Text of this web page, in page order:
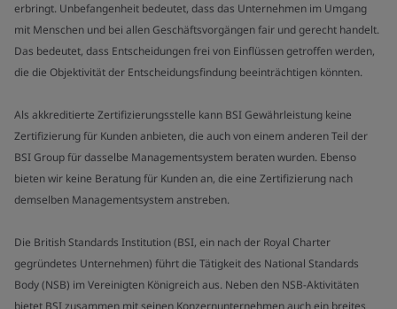
erbringt. Unbefangenheit bedeutet, dass das Unternehmen im Umgang
mit Menschen und bei allen Geschäftsvorgängen fair und gerecht handelt.
Das bedeutet, dass Entscheidungen frei von Einflüssen getroffen werden,
die die Objektivität der Entscheidungsfindung beeinträchtigen könnten.
Als akkreditierte Zertifizierungsstelle kann BSI Gewährleistung keine
Zertifizierung für Kunden anbieten, die auch von einem anderen Teil der
BSI Group für dasselbe Managementsystem beraten wurden. Ebenso
bieten wir keine Beratung für Kunden an, die eine Zertifizierung nach
demselben Managementsystem anstreben.
Die British Standards Institution (BSI, ein nach der Royal Charter
gegründetes Unternehmen) führt die Tätigkeit des National Standards
Body (NSB) im Vereinigten Königreich aus. Neben den NSB-Aktivitäten
bietet BSI zusammen mit seinen Konzernunternehmen auch ein breites